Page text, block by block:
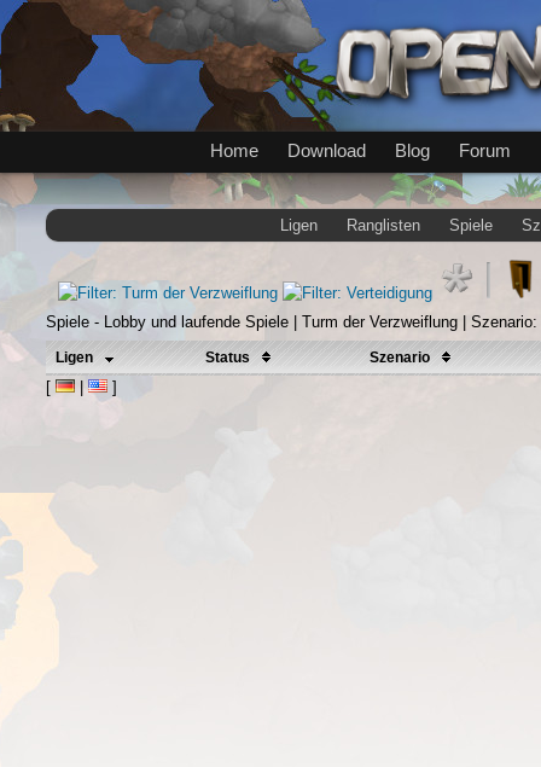
Home Download Blog Forum
Ligen Ranglisten Spiele
Spiele - Lobby und laufende Spiele | Turm der Verzweiflung |
Ligen Status Szenario
[ | ]